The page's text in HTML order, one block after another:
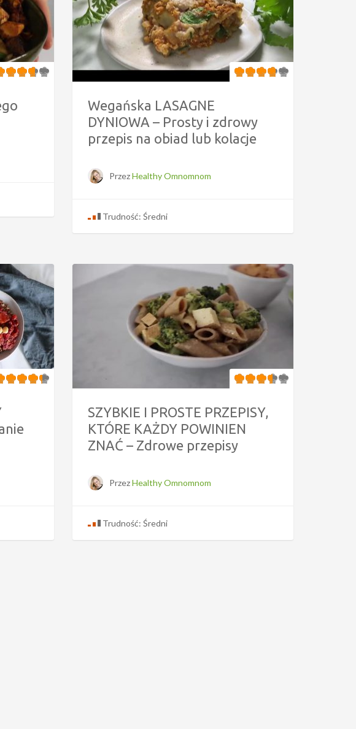
Wegańska LASAGNE
DYNIOWA – Prosty i zdrowy
przepis na obiad lub kolacje
PrzezHealthy Omnomnom
Trudność: Średni
SZYBKIE I PROSTE PRZEPISY,
KTÓRE KAŻDY POWINIEN
ZNAĆ – Zdrowe przepisy
PrzezHealthy Omnomnom
Trudność: Średni